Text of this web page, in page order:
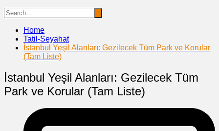
Home
Tatil-Seyahat
İstanbul Yeşil Alanları: Gezilecek Tüm Park ve Korular
(Tam Liste)
İstanbul Yeşil Alanları: Gezilecek Tüm
Park ve Korular (Tam Liste)